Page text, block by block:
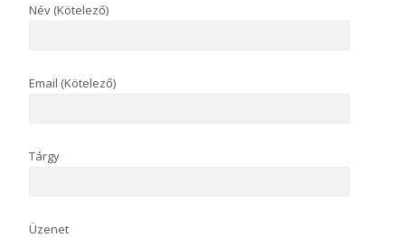
Név (Kötelező)
Email (Kötelező)
Tárgy
Üzenet